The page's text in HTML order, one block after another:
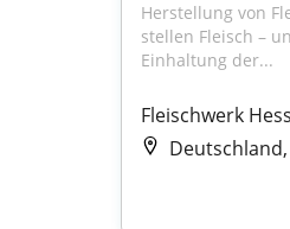
Herstellung von
stellen Fleisch –
Einhaltung der...
Fleischwerk